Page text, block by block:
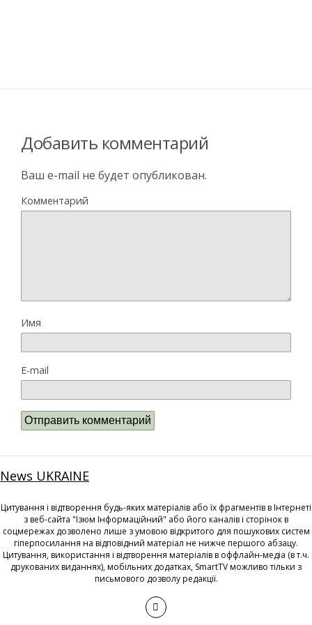
Добавить комментарий
Ваш e-mail не будет опубликован.
Комментарий
Имя
E-mail
News UKRAINE
Цитування і відтворення будь-яких матеріалів або їх фрагментів в Інтернеті
з веб-сайта "Ізюм Інформаційний" або його каналів і сторінок в
соцмережах дозволено лише з умовою відкритого для пошукових систем
гіперпосилання на відповідний матеріал не нижче першого абзацу.
Цитування, використання і відтворення матеріалів в оффлайн-медіа (в т.ч.
друкованих виданнях), мобільних додатках, SmartTV можливо тільки з
письмового дозволу редакції.